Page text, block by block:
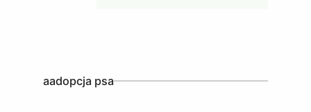
aadopcja psa